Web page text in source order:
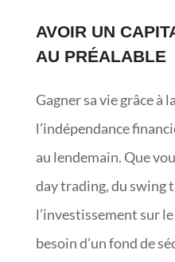
AVOIR UN
AU PRÉALABLE
Gagner sa vie grâce à
l’indépendance
au lendemain. Que
day trading, du swing
l’investissement sur
besoin d’un fond de